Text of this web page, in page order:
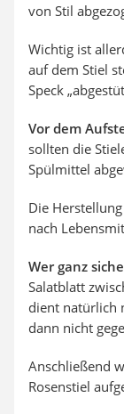
von Stil
Wichtig ist
auf dem Stiel
Speck
Vor dem
sollten die
Spülmittel
Die
nach
Wer ganz
Salatblatt
dient natürlich
dann nicht
Anschließend
Rosenstiel